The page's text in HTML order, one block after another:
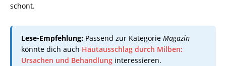
schont.
Lese-Empfehlung: Passend zur Kategorie Magazin
könnte dich auch Hautausschlag durch Milben:
Ursachen und Behandlung interessieren.